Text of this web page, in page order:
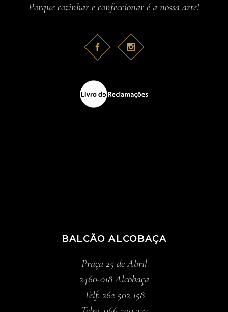
Porque cozinhar e confeccionar é a nossa arte!
BALCÃO ALCOBAÇA
Praça 25 de Abril
2460-018 Alcobaça
Telf. 262 502 158